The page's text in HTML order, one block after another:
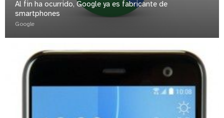
Al fin ha ocurrido, Google ya es fabricante de
smartphones
Google